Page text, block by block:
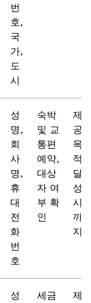
번
호,
국
가,
도
시
성
명,
회
사
명,
휴
대
전
화
번
호
숙박
및 교
통편
예약,
대상
자 여
부 확
인
제
공
목
적
달
성
시
까
지
성
세금
제